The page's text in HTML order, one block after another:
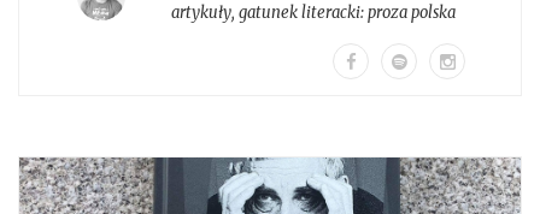
artykuły, gatunek literacki:proza polska